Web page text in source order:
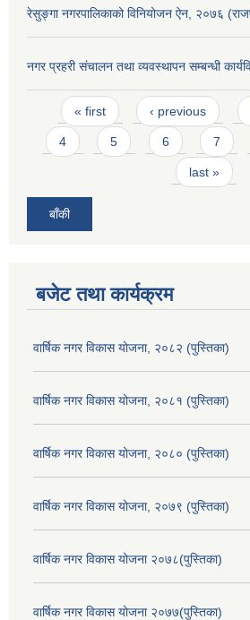
रेसुङ्गा नगरपालिकाको विनियोजन ऐन, २०७६
नगर प्रहरी संचालन तथा व्यवस्थापन सम्बन्धी
Pages
« first ‹ previous
4 5 6 7
last »
बाँकी
बजेट तथा कार्यक्रम
वार्षिक नगर विकास योजना, २०८२ (पुस्तिका)
वार्षिक नगर विकास योजना, २०८१ (पुस्तिका)
वार्षिक नगर विकास योजना, २०८० (पुस्तिका)
वार्षिक नगर विकास योजना, २०७९ (पुस्तिका)
वार्षिक नगर विकास योजना २०७८(पुस्तिका)
वार्षिक नगर विकास योजना २०७७(पुस्तिका)